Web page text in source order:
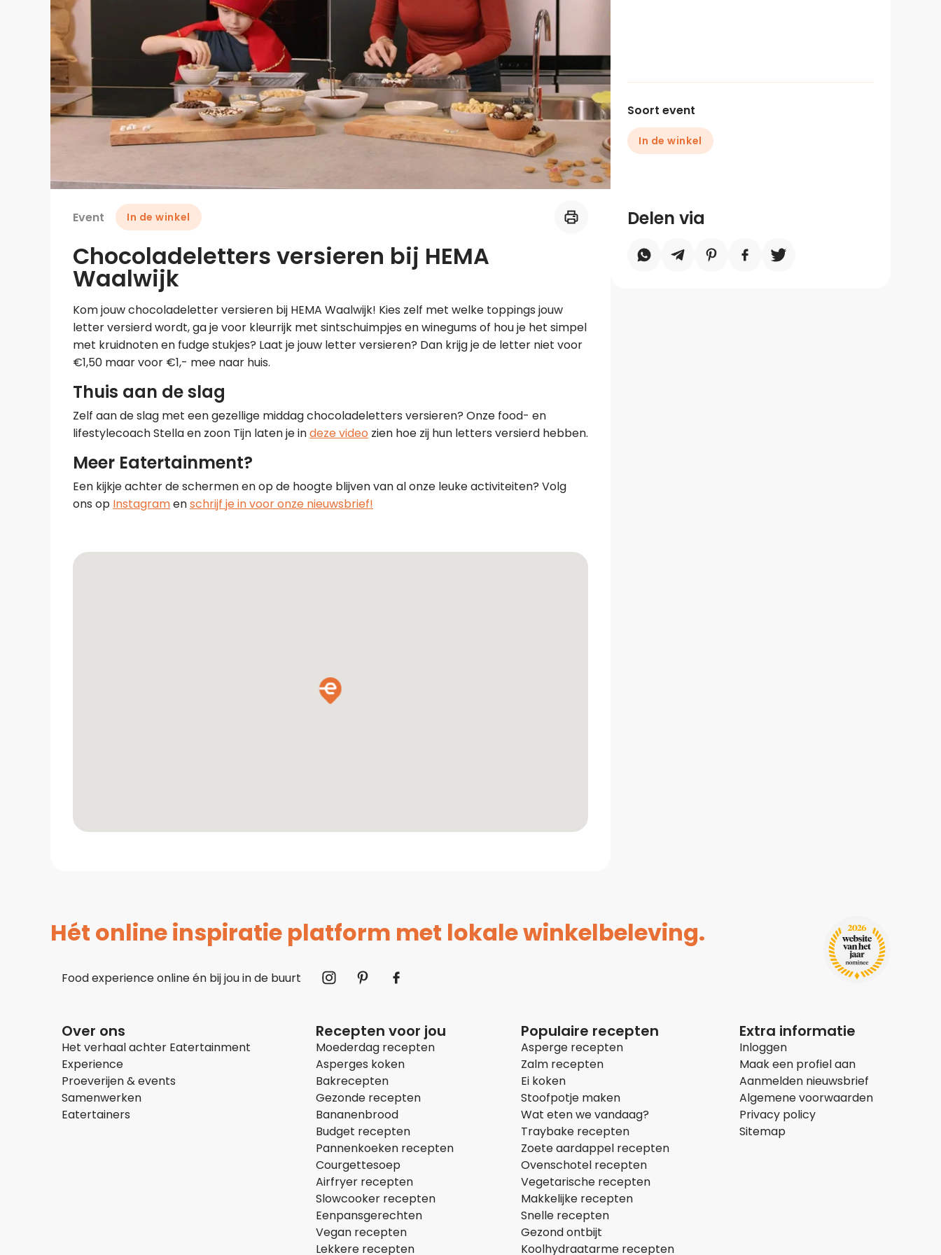
Midden-Oosters
Kooktips & blogs
Leer koken als een chef
Kooktips & blogs
Event In de winkel
Chocoladeletters versieren bij HEMA
Waalwijk
Kom jouw chocoladeletter versieren bij HEMA Waalwijk! Kies zelf met welke toppings jouw
letter versierd wordt, ga je voor kleurrijk met sintschuimpjes en winegums of hou je het simpel
met kruidnoten en fudge stukjes? Laat je jouw letter versieren? Dan krijg je de letter niet voor
€1,50 maar voor €1,- mee naar huis.
Thuis aan de slag
Zelf aan de slag met een gezellige middag chocoladeletters versieren? Onze food- en
lifestylecoach Stella en zoon Tijn laten je indeze video zien hoe zij hun letters versierd hebben.
Meer Eatertainment?
Een kijkje achter de schermen en op de hoogte blijven van al onze leuke activiteiten? Volg
ons op Instagramenschrijf je in voor onze nieuwsbrief!
Soort event
In de winkel
Delen via
Hét online inspiratie platform met lokale winkelbeleving.
Food experience online én bij jou in de buurt
Over ons
Het verhaal achter Eatertainment
Experience
Proeverijen & events
Samenwerken
Eatertainers
Recepten voor jou
Moederdag recepten
Asperges koken
Bakrecepten
Gezonde recepten
Bananenbrood
Budget recepten
Pannenkoeken recepten
Courgettesoep
Airfryer recepten
Slowcooker recepten
Eenpansgerechten
Vegan recepten
Lekkere recepten
Populaire recepten
Asperge recepten
Zalm recepten
Ei koken
Stoofpotje maken
Wat eten we vandaag?
Traybake recepten
Zoete aardappel recepten
Ovenschotel recepten
Vegetarische recepten
Makkelijke recepten
Snelle recepten
Gezond ontbijt
Koolhydraatarme recepten
Extra informatie
Inloggen
Maak een profiel aan
Aanmelden nieuwsbrief
Algemene voorwaarden
Privacy policy
Sitemap